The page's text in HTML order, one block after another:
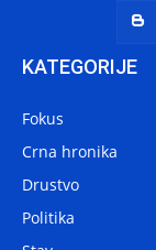
KATEGORIJE
Fokus
Crna hronika
Drustvo
Politika